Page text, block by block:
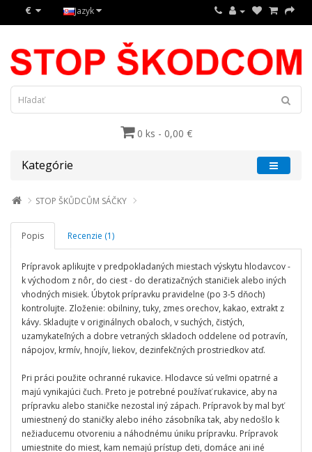
€ Jazyk
0 ks - 0,00 €
Kategórie
STOP ŠKŮDCŮM SÁČKY
Popis Recenzie (1)
Prípravok aplikujte v predpokladaných miestach výskytu hlodavcov -
k východom z nôr, do ciest - do deratizačných staničiek alebo iných
vhodných misiek. Úbytok prípravku pravidelne (po 3-5 dňoch)
kontrolujte. Zloženie: obilniny, tuky, zmes orechov, kakao, extrakt z
kávy. Skladujte v originálnych obaloch, v suchých, čistých,
uzamykateľných a dobre vetraných skladoch oddelene od potravín,
nápojov, krmív, hnojív, liekov, dezinfekčných prostriedkov atď.
Pri práci použite ochranné rukavice. Hlodavce sú veľmi opatrné a
majú vynikajúci čuch. Preto je potrebné používať rukavice, aby na
prípravku alebo staničke nezostal iný zápach. Prípravok by mal byť
umiestnený do staničky alebo iného zásobníka tak, aby nedošlo k
nežiaducemu otvoreniu a náhodnému úniku prípravku. Prípravok
umiestnite do miest, kam nemajú prístup deti, domáce ani iné